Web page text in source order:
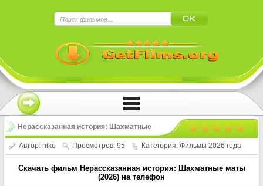
Нерассказанная история: Шахматные
маты / Untold: Chess Mates (2026)
Автор: niko Просмотров: 95 Категория: Фильмы 2026 года
Скачать фильм Нерассказанная история: Шахматные маты
(2026) на телефон
Нажмите на
!!!Если Вы с телефона сперва нажмите на
троеточие в правом верхнем углу!!!